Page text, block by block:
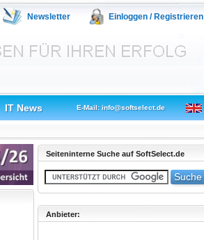
Newsletter Einloggen / Registrieren
IT News E-Mail: info@softselect.de
Seiteninterne Suche auf SoftSelect.de
Anbieter: